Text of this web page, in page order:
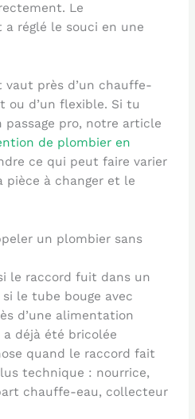
Le
réglé le souci en une
vaut près d’un chauffe-
ou d’un flexible. Si tu
passage pro, notre article
de plombier en
ce qui peut faire varier
pièce à changer et le
un plombier sans
le raccord fuit dans un
le tube bouge avec
d’une alimentation
déjà été bricolée
quand le raccord fait
technique : nourrice,
chauffe-eau, collecteur